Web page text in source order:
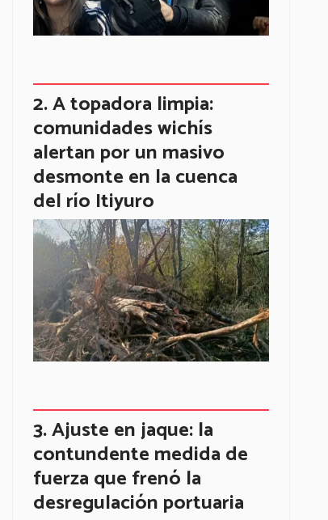
A topadora limpia:
comunidades wichís
alertan por un masivo
desmonte en la cuenca
del río Itiyuro
Ajuste en jaque: la
contundente medida de
fuerza que frenó la
desregulación portuaria